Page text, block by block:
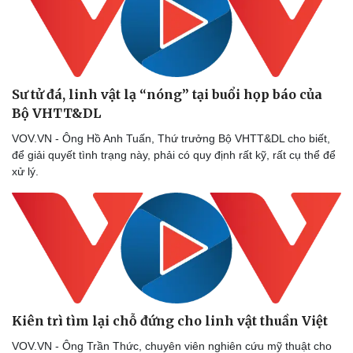
Sư tử đá, linh vật lạ “nóng” tại buổi họp báo của
Bộ VHTT&DL
VOV.VN - Ông Hồ Anh Tuấn, Thứ trưởng Bộ VHTT&DL cho biết,
để giải quyết tình trạng này, phải có quy định rất kỹ, rất cụ thể để
xử lý.
Kiên trì tìm lại chỗ đứng cho linh vật thuần Việt
VOV.VN - Ông Trần Thức, chuyên viên nghiên cứu mỹ thuật cho